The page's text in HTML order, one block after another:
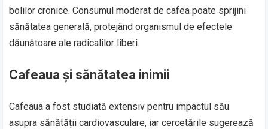
bolilor cronice. Consumul moderat de cafea poate sprijini
sănătatea generală, protejând organismul de efectele
dăunătoare ale radicalilor liberi.
Cafeaua și sănătatea inimii
Cafeaua a fost studiată extensiv pentru impactul său
asupra sănătății cardiovasculare, iar cercetările sugerează